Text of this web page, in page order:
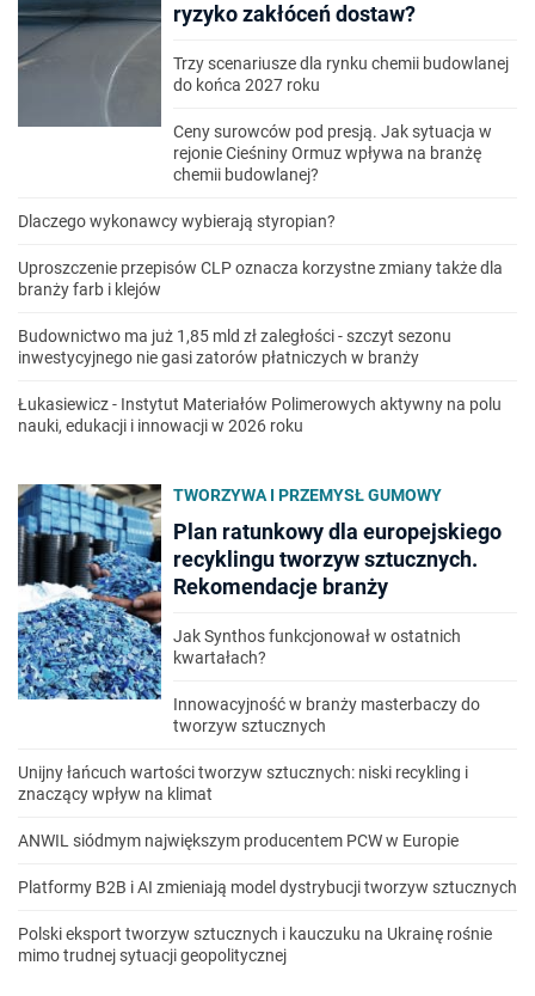
ryzyko zakłóceń dostaw?
Trzy scenariusze dla rynku chemii budowlanej
do końca 2027 roku
Ceny surowców pod presją. Jak sytuacja w
rejonie Cieśniny Ormuz wpływa na branżę
chemii budowlanej?
Dlaczego wykonawcy wybierają styropian?
Uproszczenie przepisów CLP oznacza korzystne zmiany także dla
branży farb i klejów
Budownictwo ma już 1,85 mld zł zaległości - szczyt sezonu
inwestycyjnego nie gasi zatorów płatniczych w branży
Łukasiewicz - Instytut Materiałów Polimerowych aktywny na polu
nauki, edukacji i innowacji w 2026 roku
TWORZYWA I PRZEMYSŁ GUMOWY
Plan ratunkowy dla europejskiego
recyklingu tworzyw sztucznych.
Rekomendacje branży
Jak Synthos funkcjonował w ostatnich
kwartałach?
Innowacyjność w branży masterbaczy do
tworzyw sztucznych
Unijny łańcuch wartości tworzyw sztucznych: niski recykling i
znaczący wpływ na klimat
ANWIL siódmym największym producentem PCW w Europie
Platformy B2B i AI zmieniają model dystrybucji tworzyw sztucznych
Polski eksport tworzyw sztucznych i kauczuku na Ukrainę rośnie
mimo trudnej sytuacji geopolitycznej